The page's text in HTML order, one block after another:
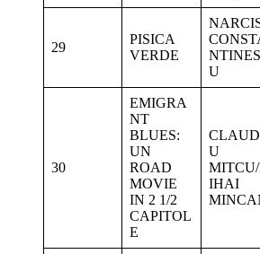
29
PISICA
VERDE
U
30
EMIGRA
NT
BLUES:
UN
ROAD
MOVIE
IN 2 1/2
CAPITOL
E
U
IHAI